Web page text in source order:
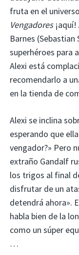
fruta en el
Vengadores¡aquí!
Barnes
superhéroes para
Alexi está
recomendarlo a
en la tienda de
Alexi se inclina
esperando que
vengador?» Pero
extraño Gandalf
los trigos al final
disfrutar de un
detendrá ahora».
habla bien de la
como un súper
…